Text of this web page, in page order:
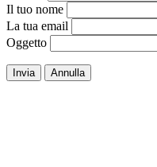
Il tuo nome
La tua email
Oggetto
Invia Annulla